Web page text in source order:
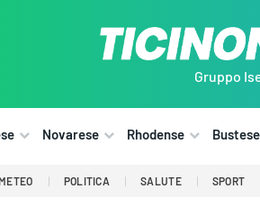
Gruppo
Novarese Rhodense Bustese
METEO POLITICA SALUTE SPORT